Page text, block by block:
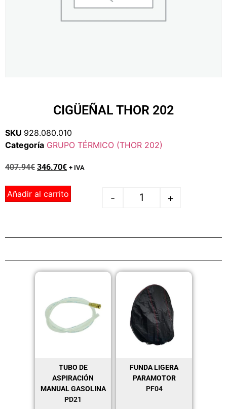
CIGÜEÑAL THOR 202
SKU 928.080.010
Categoría GRUPO TÉRMICO (THOR 202)
407.94€ 346.70€ + IVA
- +
Añadir al carrito
TUBO DE
ASPIRACIÓN
MANUAL GASOLINA
PD21
FUNDA LIGERA
PARAMOTOR
PF04